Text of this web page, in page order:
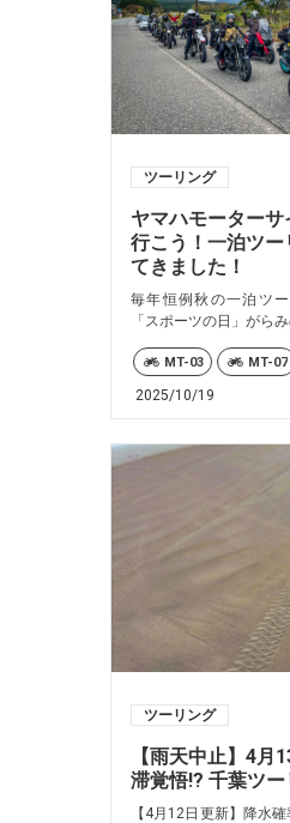
ツーリング
ヤマハモーター
行こう！一泊ツー
てきました！
毎年恒例秋の一泊ツ
「スポーツの日」がら
MT-03 MT-07
2025/10/19
ツーリング
【雨天中止】4月
滞覚悟!? 千葉ツー
【4月12日更新】降水